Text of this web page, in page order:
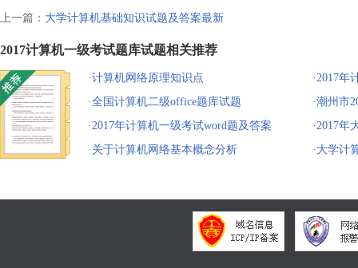
上一篇： 大学计算机基础知识试题及答案最新
2017计算机一级考试题库试题相关推荐
·计算机网络原理知识点 ·2017年
·全国计算机二级office题库试题 ·潮州市
入口
·2017年计算机一级考试word题及答案 ·2017年
· 关于计算机网络基本概念分析 · 大学计